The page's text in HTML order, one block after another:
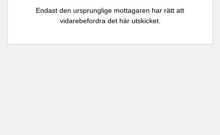
Endast den ursprunglige mottagaren har rätt att
vidarebefordra det här utskicket.